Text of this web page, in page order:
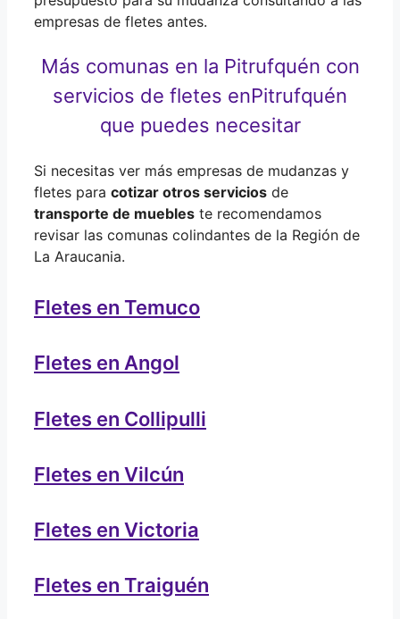
empresas de fletes antes.
Más comunas en la Pitrufquén con
servicios de fletes enPitrufquén
que puedes necesitar
Si necesitas ver más empresas de mudanzas y
fletes para cotizar otros servicios de
transporte de muebles te recomendamos
revisar las comunas colindantes de la Región de
La Araucania.
Fletes en Temuco
Fletes en Angol
Fletes en Collipulli
Fletes en Vilcún
Fletes en Victoria
Fletes en Traiguén